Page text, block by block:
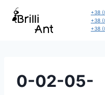
Перейти
+38
+38
+38
0-02-05-